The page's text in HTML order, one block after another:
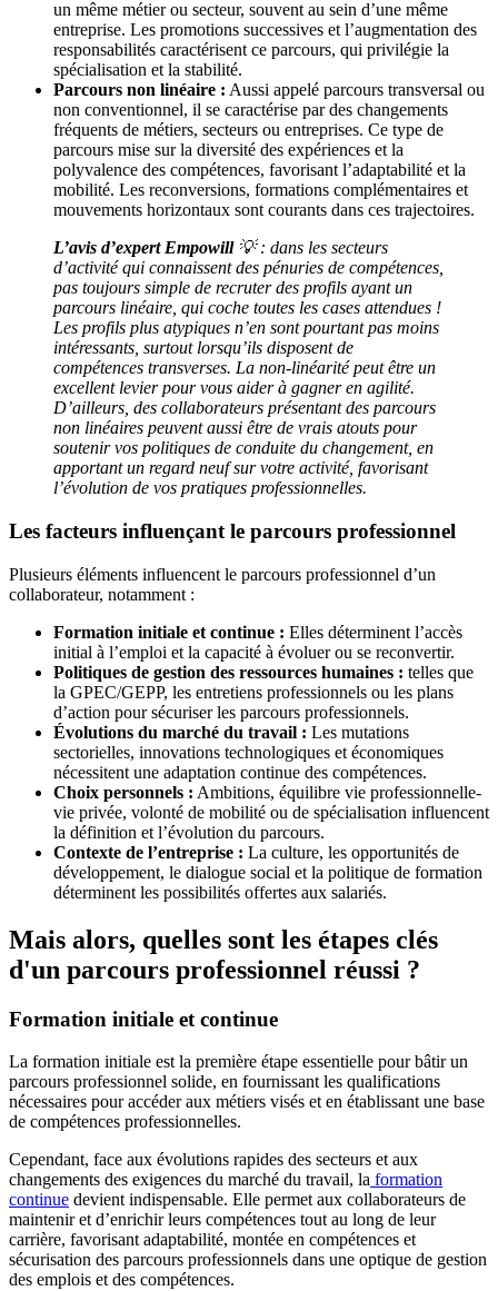
un même métier ou secteur, souvent au sein d’une même
entreprise. Les promotions successives et l’augmentation des
responsabilités caractérisent ce parcours, qui privilégie la
spécialisation et la stabilité.
Parcours non linéaire : Aussi appelé parcours transversal ou
non conventionnel, il se caractérise par des changements
fréquents de métiers, secteurs ou entreprises. Ce type de
parcours mise sur la diversité des expériences et la
polyvalence des compétences, favorisant l’adaptabilité et la
mobilité. Les reconversions, formations complémentaires et
mouvements horizontaux sont courants dans ces trajectoires.
L’avis d’expert Empowill💡 : dans les secteurs
d’activité qui connaissent des pénuries de compétences,
pas toujours simple de recruter des profils ayant un
parcours linéaire, qui coche toutes les cases attendues !
Les profils plus atypiques n’en sont pourtant pas moins
intéressants, surtout lorsqu’ils disposent de
compétences transverses. La non-linéarité peut être un
excellent levier pour vous aider à gagner en agilité.
D’ailleurs, des collaborateurs présentant des parcours
non linéaires peuvent aussi être de vrais atouts pour
soutenir vos politiques de conduite du changement, en
apportant un regard neuf sur votre activité, favorisant
l’évolution de vos pratiques professionnelles.
Les facteurs influençant le parcours professionnel
Plusieurs éléments influencent le parcours professionnel d’un
collaborateur, notamment :
Formation initiale et continue : Elles déterminent l’accès
initial à l’emploi et la capacité à évoluer ou se reconvertir.
Politiques de gestion des ressources humaines : telles que
la GPEC/GEPP, les entretiens professionnels ou les plans
d’action pour sécuriser les parcours professionnels.
Évolutions du marché du travail : Les mutations
sectorielles, innovations technologiques et économiques
nécessitent une adaptation continue des compétences.
Choix personnels : Ambitions, équilibre vie professionnelle-
vie privée, volonté de mobilité ou de spécialisation influencent
la définition et l’évolution du parcours.
Contexte de l’entreprise : La culture, les opportunités de
développement, le dialogue social et la politique de formation
déterminent les possibilités offertes aux salariés.
Mais alors, quelles sont les étapes clés
d'un parcours professionnel réussi ?
Formation initiale et continue
La formation initiale est la première étape essentielle pour bâtir un
parcours professionnel solide, en fournissant les qualifications
nécessaires pour accéder aux métiers visés et en établissant une base
de compétences professionnelles.
Cependant, face aux évolutions rapides des secteurs et aux
changements des exigences du marché du travail, la formation
continue devient indispensable. Elle permet aux collaborateurs de
maintenir et d’enrichir leurs compétences tout au long de leur
carrière, favorisant adaptabilité, montée en compétences et
sécurisation des parcours professionnels dans une optique de gestion
des emplois et des compétences.